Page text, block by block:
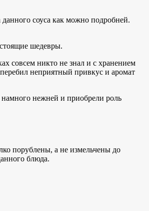
соуса как можно подробней.
шедевры.
совсем никто не знал и с хранением
неприятный привкус и аромат
намного нежней и приобрели роль
порублены, а не измельчены до
блюда.